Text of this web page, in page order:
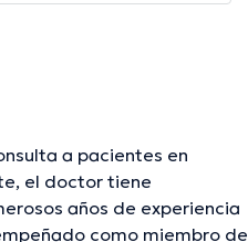
a pacientes en
el doctor tiene
años de experiencia
como miembro de